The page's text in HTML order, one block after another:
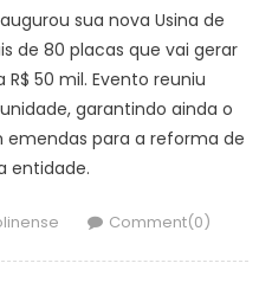
sua nova Usina de
de 80 placas que vai gerar
50 mil. Evento reuniu
garantindo ainda o
emendas para a reforma de
entidade.
Comment(0)